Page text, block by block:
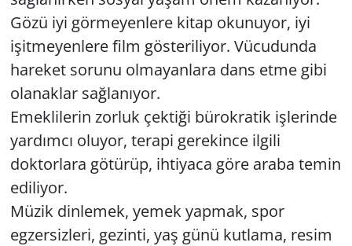
Gözü iyi görmeyenlere kitap okunuyor, iyi
işitmeyenlere film gösteriliyor. Vücudunda
hareket sorunu olmayanlara dans etme gibi
olanaklar sağlanıyor.
Emeklilerin zorluk çektiği bürokratik işlerinde
yardımcı oluyor, terapi gerekince ilgili
doktorlara götürüp, ihtiyaca göre araba temin
ediliyor.
Müzik dinlemek, yemek yapmak, spor
egzersizleri, gezinti, yaş günü kutlama, resim